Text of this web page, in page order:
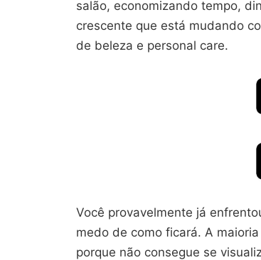
salão, economizando tempo,
crescente que está mudando
de beleza e personal care.
Você provavelmente já
medo de como ficará. A
porque não consegue se